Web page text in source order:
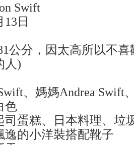
Swift
日
公分，因太高所以不
人)
、媽媽Andrea Swift
色
司蛋糕、日本料理、垃
逸的小洋裝搭配靴子